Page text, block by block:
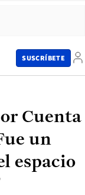
SUSCRÍBETE
Cuenta
un
espacio